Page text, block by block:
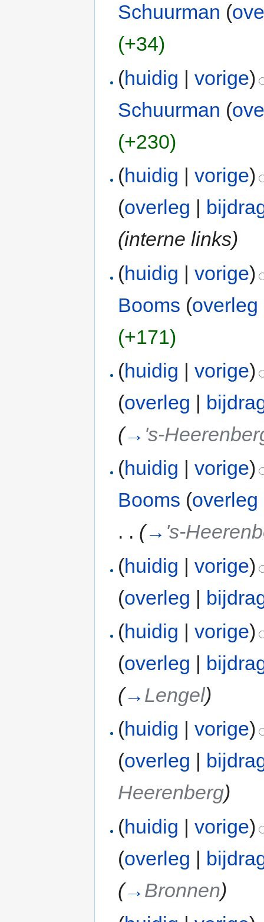
Schuurman (
(+34)
(huidig |vorige)
Schuurman (
(+230)
(huidig |vorige)
(overleg |
(interne links)
(huidig |vorige)
Booms (overleg
(+171)
(huidig |vorige)
(overleg |
(→ 's-
(huidig |vorige)
Booms (overleg
. . (→ 's-
(huidig |vorige)
(overleg |
(huidig |vorige)
(overleg |
(→ Lengel)
(huidig |vorige)
(overleg
Heerenberg)
(huidig |vorige)
(overleg |
(→ Bronnen)